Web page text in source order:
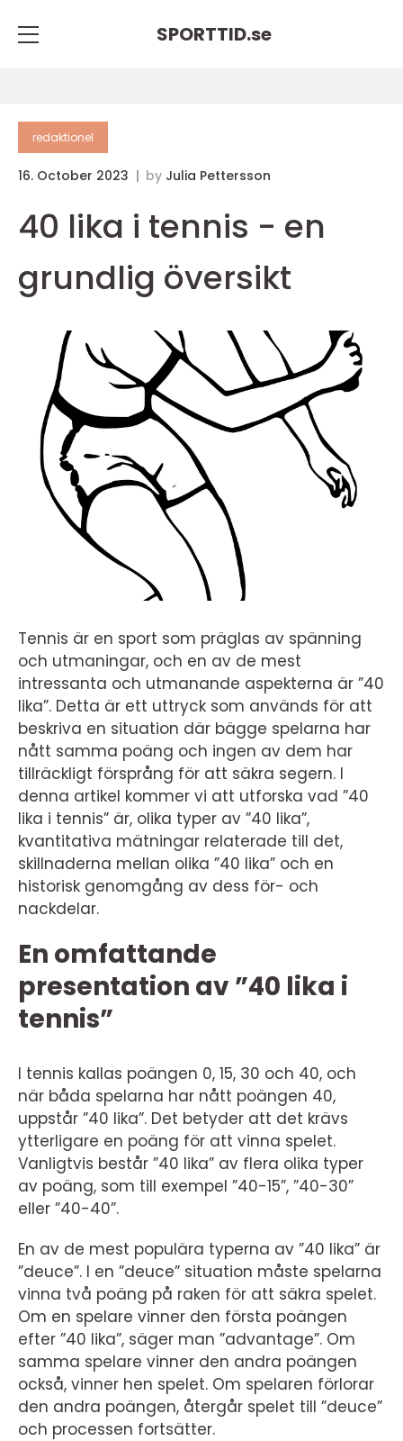
SPORTTID.se
redaktionel
16. October 2023 by Julia Pettersson
40 lika i tennis - en
grundlig översikt
Tennis är en sport som präglas av spänning
och utmaningar, och en av de mest
intressanta och utmanande aspekterna är ”40
lika”. Detta är ett uttryck som används för att
beskriva en situation där bägge spelarna har
nått samma poäng och ingen av dem har
tillräckligt försprång för att säkra segern. I
denna artikel kommer vi att utforska vad ”40
lika i tennis” är, olika typer av ”40 lika”,
kvantitativa mätningar relaterade till det,
skillnaderna mellan olika ”40 lika” och en
historisk genomgång av dess för- och
nackdelar.
En omfattande
presentation av ”40 lika i
tennis”
I tennis kallas poängen 0, 15, 30 och 40, och
när båda spelarna har nått poängen 40,
uppstår ”40 lika”. Det betyder att det krävs
ytterligare en poäng för att vinna spelet.
Vanligtvis består ”40 lika” av flera olika typer
av poäng, som till exempel ”40-15”, ”40-30”
eller ”40-40”.
En av de mest populära typerna av ”40 lika” är
”deuce”. I en ”deuce” situation måste spelarna
vinna två poäng på raken för att säkra spelet.
Om en spelare vinner den första poängen
efter ”40 lika”, säger man ”advantage”. Om
samma spelare vinner den andra poängen
också, vinner hen spelet. Om spelaren förlorar
den andra poängen, återgår spelet till ”deuce”
och processen fortsätter.